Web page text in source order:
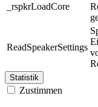
_rspkrLoadCore
ReadSpeakerSettings
Statistik
Zustimmen